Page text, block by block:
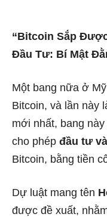
“Bitcoin Sắp
Đầu Tư: Bí Mật
Một bang nữa ở
Bitcoin, và lần này
mới nhất, bang
cho phép đầu tư
Bitcoin, bằng tiền
Dự luật mang tên
được đề xuất,